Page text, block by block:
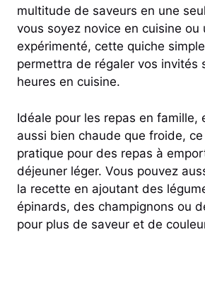
multitude de saveurs en une
vous soyez novice en cuisine ou
expérimenté, cette quiche
permettra de régaler vos invités
heures en cuisine.
Idéale pour les repas en famille,
aussi bien chaude que froide,
pratique pour des repas à
déjeuner léger. Vous pouvez
la recette en ajoutant des
épinards, des champignons ou
pour plus de saveur et de